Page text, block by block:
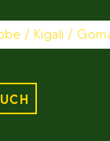
/ Kigali /